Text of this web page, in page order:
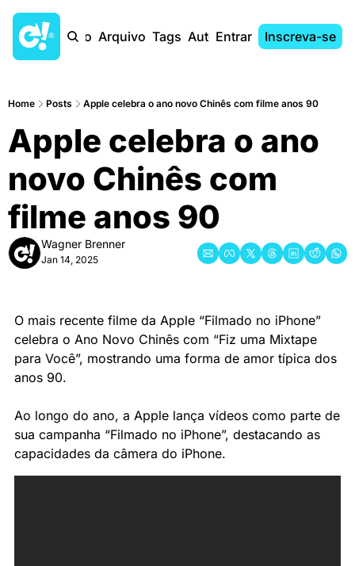
Início Arquivo Tags AutoresEntrar Inscreva-se
Home Posts Apple celebra o ano novo Chinês com filme anos 90
Apple celebra o ano
novo Chinês com
filme anos 90
Wagner Brenner
Jan 14, 2025
O mais recente filme da Apple “Filmado no iPhone”
celebra o Ano Novo Chinês com “Fiz uma Mixtape
para Você”, mostrando uma forma de amor típica dos
anos 90.
Ao longo do ano, a Apple lança vídeos como parte de
sua campanha “Filmado no iPhone”, destacando as
capacidades da câmera do iPhone.